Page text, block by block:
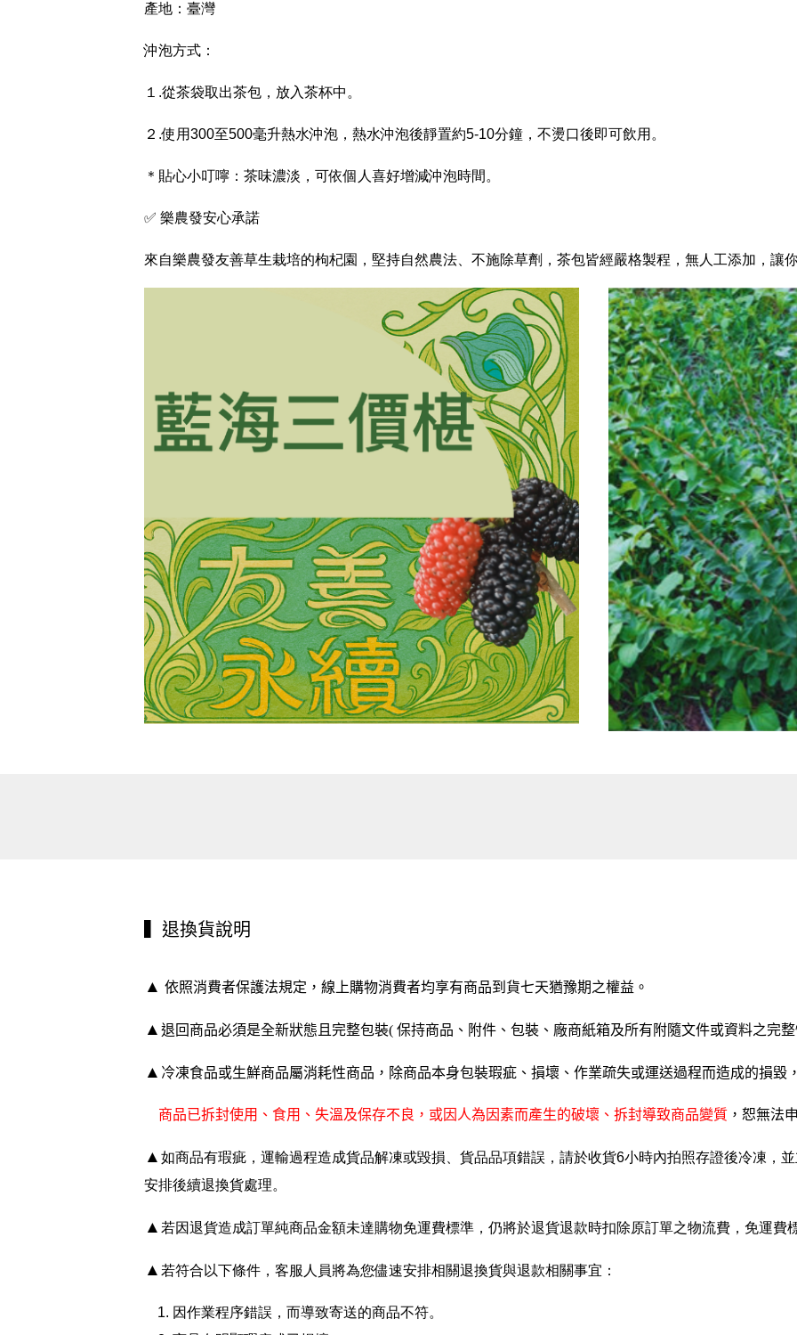
產地：臺灣
沖泡方式：
１.從茶袋取出茶包，放入茶杯中。
２.使用300至500毫升熱水沖泡，熱水沖泡後靜置約5-10分鐘，不燙口後即可飲用。
＊貼心小叮嚀：茶味濃淡，可依個人喜好增減沖泡時間。
✅ 樂農發安心承諾
來自樂農發友善草生栽培的枸杞園，堅持自然農法、不施除草劑，茶包皆經嚴格製程，無人工添加，讓
▍退換貨說明
▲ 依照消費者保護法規定，線上購物消費者均享有商品到貨七天猶豫期之權益。
▲ 退回商品必須是全新狀態且完整包裝( 保持商品、附件、包裝、廠商紙箱及所有附隨文件或資料之完
▲ 冷凍食品或生鮮商品屬消耗性商品，除商品本身包裝瑕疵、損壞、作業疏失或運送過程而造成的損毀
商品已拆封使用、食用、失溫及保存不良，或因人為因素而產生的破壞、拆封導致商品變質 ，恕無法
▲ 如商品有瑕疵，運輸過程造成貨品解凍或毀損、貨品品項錯誤，請於收貨6小時內拍照存證後冷凍，
安排後續退換貨處理。
▲ 若因退貨造成訂單純商品金額未達購物免運費標準，仍將於退貨退款時扣除原訂單之物流費，免運費
▲ 若符合以下條件，客服人員將為您儘速安排相關退換貨與退款相關事宜：
因作業程序錯誤，而導致寄送的商品不符。